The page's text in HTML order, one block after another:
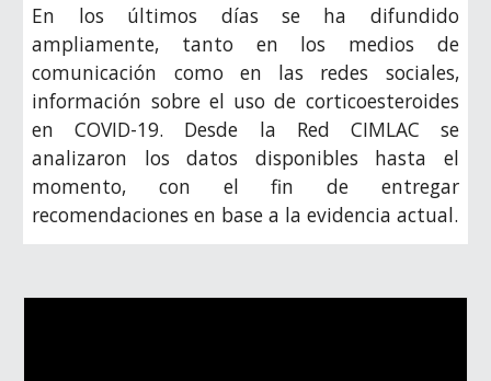
En los últimos días se ha difundido
ampliamente, tanto en los medios de
comunicación como en las redes sociales,
información sobre el uso de corticoesteroides
en COVID-19. Desde la Red CIMLAC se
analizaron los datos disponibles hasta el
momento, con el fin de entregar
recomendaciones en base a la evidencia actual.